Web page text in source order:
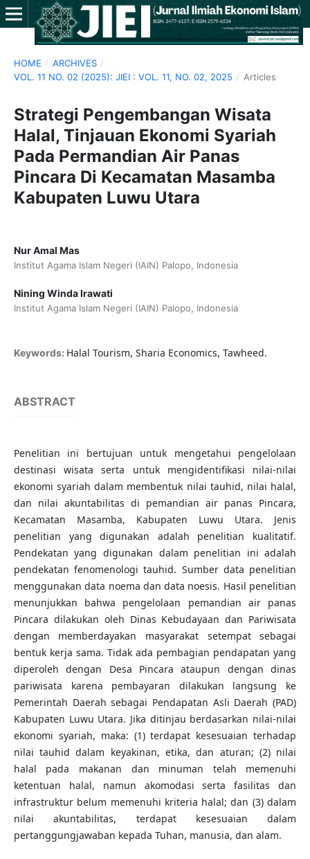
HOME / ARCHIVES /
VOL. 11 NO. 02 (2025): JIEI : VOL. 11, NO. 02, 2025 / Articles
Strategi Pengembangan Wisata
Halal, Tinjauan Ekonomi Syariah
Pada Permandian Air Panas
Pincara Di Kecamatan Masamba
Kabupaten Luwu Utara
Nur Amal Mas
Institut Agama Islam Negeri (IAIN) Palopo, Indonesia
Nining Winda Irawati
Institut Agama Islam Negeri (IAIN) Palopo, Indonesia
Keywords: Halal Tourism, Sharia Economics, Tawheed.
ABSTRACT
Penelitian ini bertujuan untuk mengetahui pengelolaan
destinasi wisata serta untuk mengidentifikasi nilai-nilai
ekonomi syariah dalam membentuk nilai tauhid, nilai halal,
dan nilai akuntabilitas di pemandian air panas Pincara,
Kecamatan Masamba, Kabupaten Luwu Utara. Jenis
penelitian yang digunakan adalah penelitian kualitatif.
Pendekatan yang digunakan dalam penelitian ini adalah
pendekatan fenomenologi tauhid. Sumber data penelitian
menggunakan data noema dan data noesis. Hasil penelitian
menunjukkan bahwa pengelolaan pemandian air panas
Pincara dilakukan oleh Dinas Kebudayaan dan Pariwisata
dengan memberdayakan masyarakat setempat sebagai
bentuk kerja sama. Tidak ada pembagian pendapatan yang
diperoleh dengan Desa Pincara ataupun dengan dinas
pariwisata karena pembayaran dilakukan langsung ke
Pemerintah Daerah sebagai Pendapatan Asli Daerah (PAD)
Kabupaten Luwu Utara. Jika ditinjau berdasarkan nilai-nilai
ekonomi syariah, maka: (1) terdapat kesesuaian terhadap
nilai tauhid dalam keyakinan, etika, dan aturan; (2) nilai
halal pada makanan dan minuman telah memenuhi
ketentuan halal, namun akomodasi serta fasilitas dan
infrastruktur belum memenuhi kriteria halal; dan (3) dalam
nilai akuntabilitas, terdapat kesesuaian dalam
pertanggungjawaban kepada Tuhan, manusia, dan alam.